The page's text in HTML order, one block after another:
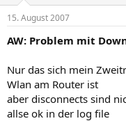
15. August 2007
AW: Problem mit
Nur das sich mein
Wlan am Router ist
aber disconnects sind
allse ok in der log file